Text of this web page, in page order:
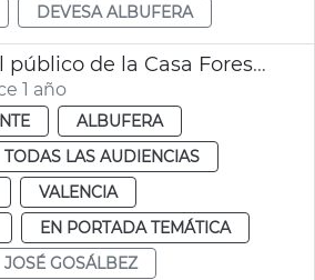
DEVESA ALBUFERA
Reapertura al público de la Casa Forestal de la Devesa
1 año
ALBUFERA
TODAS LAS AUDIENCIAS
VALENCIA
EN PORTADA TEMÁTICA
JOSÉ GOSÁLBEZ